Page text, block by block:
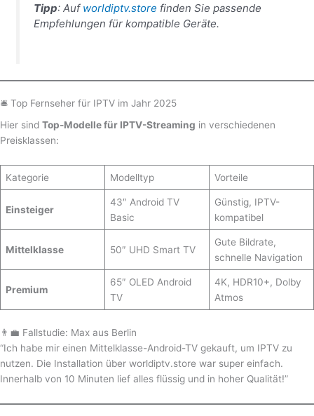
Tipp: Auf worldiptv.store finden Sie passende
Empfehlungen für kompatible Geräte.
🛎️ Top Fernseher für IPTV im Jahr 2025
Hier sind Top-Modelle für IPTV-Streaming in verschiedenen
Preisklassen:
Kategorie Modelltyp Vorteile
Einsteiger
43″ Android TV
Basic
Günstig, IPTV-
kompatibel
Mittelklasse 50″ UHD Smart TV
Gute Bildrate,
schnelle Navigation
Premium
65″ OLED Android
TV
4K, HDR10+, Dolby
Atmos
👨‍💼 Fallstudie: Max aus Berlin
“Ich habe mir einen Mittelklasse-Android-TV gekauft, um IPTV zu
nutzen. Die Installation über worldiptv.store war super einfach.
Innerhalb von 10 Minuten lief alles flüssig und in hoher Qualität!”